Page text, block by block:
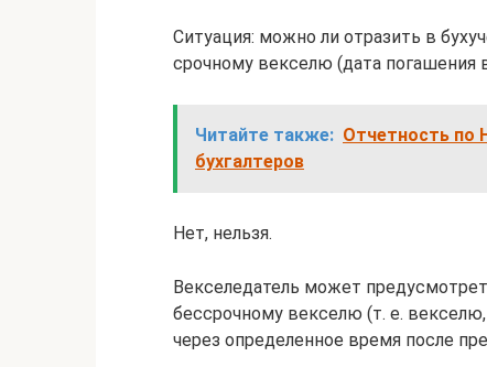
Ситуация: можно ли отразить в
срочному векселю (дата погашения
Читайте также: Отчетность по
бухгалтеров
Нет, нельзя.
Векселедатель может
бессрочному векселю (т. е.
через определенное время после